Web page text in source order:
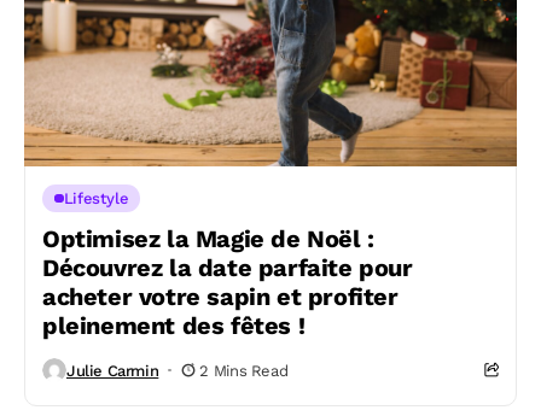
Lifestyle
Optimisez la Magie de Noël :
Découvrez la date parfaite pour
acheter votre sapin et profiter
pleinement des fêtes !
Julie Carmin 2 Mins Read